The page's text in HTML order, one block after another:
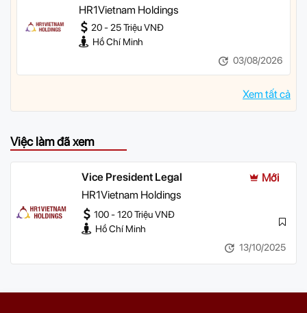
HR1Vietnam Holdings
20 - 25 Triệu VNĐ
Hồ Chí Minh
03/08/2026
Xem tất cả
Việc làm đã xem
Vice President Legal
Mới
HR1Vietnam Holdings
100 - 120 Triệu VNĐ
Hồ Chí Minh
13/10/2025